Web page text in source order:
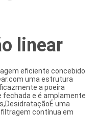
linear
eficiente concebido
uma estrutura
a poeira
e é amplamente
uma
contínua em